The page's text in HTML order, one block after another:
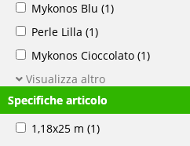
Mykonos Blu (1)
Perle Lilla (1)
Mykonos Cioccolato (1)
Visualizza altro
Specifiche articolo
1,18x25 m (1)